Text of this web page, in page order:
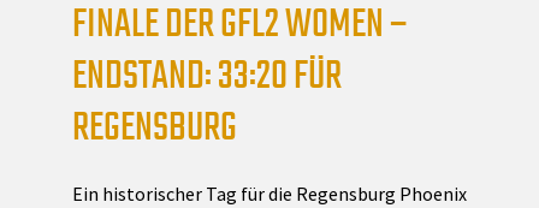
FINALE DER GFL2 WOMEN –
ENDSTAND: 33:20 FÜR
REGENSBURG
Ein historischer Tag für die Regensburg Phoenix